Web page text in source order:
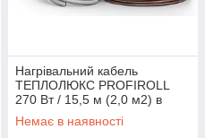
Нагрівальний кабель
ТЕПЛОЛЮКС PROFIROLL
270 Вт / 15,5 м (2,0 м2) в
стяжку, тепла підлога
електричний Профі
Немає в наявності